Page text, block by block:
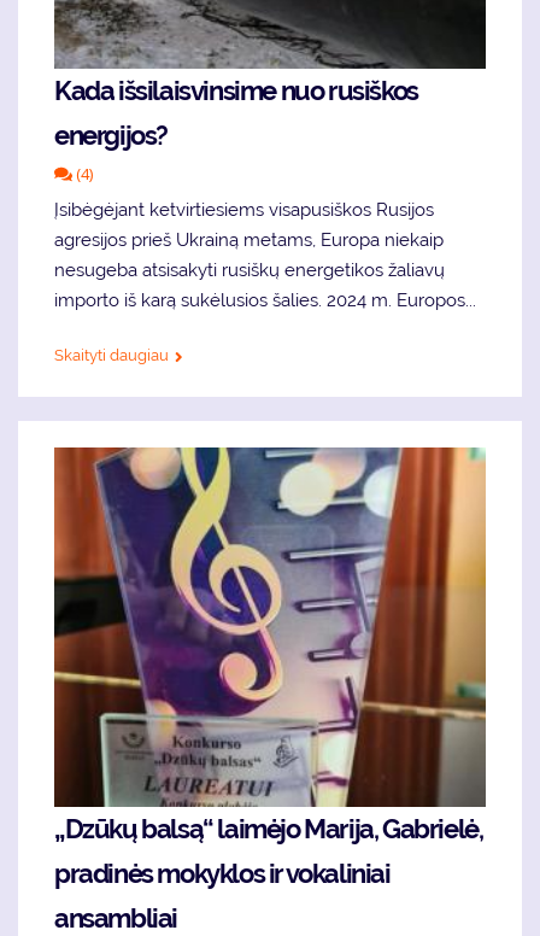
Kada išsilaisvinsime nuo rusiškos
energijos?
(4)
Įsibėgėjant ketvirtiesiems visapusiškos Rusijos
agresijos prieš Ukrainą metams, Europa niekaip
nesugeba atsisakyti rusiškų energetikos žaliavų
importo iš karą sukėlusios šalies. 2024 m. Europos...
Skaityti daugiau
„Dzūkų balsą“ laimėjo Marija, Gabrielė,
pradinės mokyklos ir vokaliniai
ansambliai